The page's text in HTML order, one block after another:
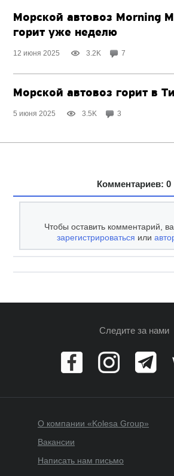
Морской автовоз Morning
горит уже неделю
12 июня 2025 3.2K 7
Морской автовоз горит в
5 июня 2025 3.5K 3
Комментариев: 0
Чтобы оставить комментарий,
зарегистрироваться или
Следите за нами
О компании «Kolesa Group»
Вакансии
Написать нам письмо